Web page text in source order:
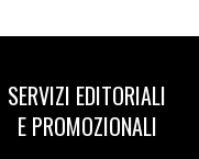
SERVIZI EDITORIALI
E PROMOZIONALI